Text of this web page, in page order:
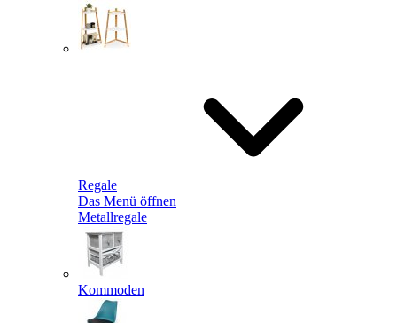
Regale
Das Menü öffnen
Metallregale
Kommoden